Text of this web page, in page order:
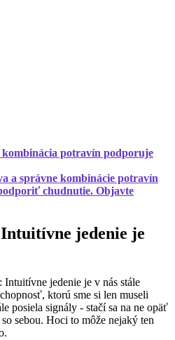
potravín podporuje
a správne kombinácie potravín
chudnutie. Objavte
jedenie je
jedenie je v nás stále
ktorú sme si len museli
posiela signály - stačí sa na ne opäť
sebou. Hoci to môže nejaký ten